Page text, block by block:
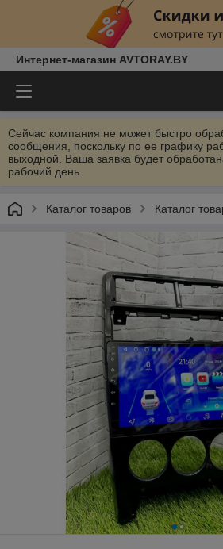
Интернет-магазин AVTORAY.BY
Сейчас компания не может быстро
сообщения, поскольку по ее графику
выходной. Ваша заявка будет
рабочий день.
Каталог товаров Каталог